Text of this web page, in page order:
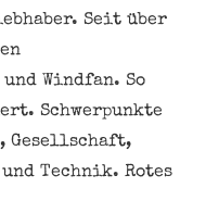
Seit über
Windfan. So
Schwerpunkte
Gesellschaft,
Technik. Rotes